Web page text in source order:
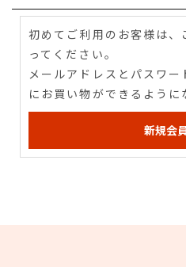
初めてご利用のお客様は
ってください。
メールアドレスとパスワ
にお買い物ができるように